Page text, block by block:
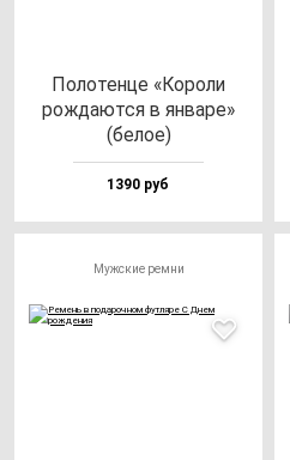
Поло­тен­це «Коро­ли
рож­да­ют­ся в ян­ва­ре»
(бе­лое)
1390 руб
Мужские ремни